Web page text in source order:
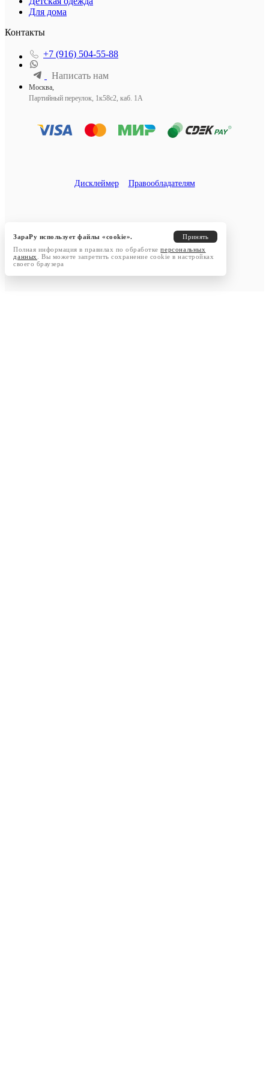
Для дома
Контакты
+7 (916) 504-55-88
Написать нам
Москва,
Партийный переулок, 1к58с2, каб. 1А
Дисклеймер Правообладателям
ЗараРу использует файлы «cookie».
Принять
Полная информация в правилах по обработкеперсональных
данных
. Вы можете запретить сохранение cookie в настройках
своего браузера